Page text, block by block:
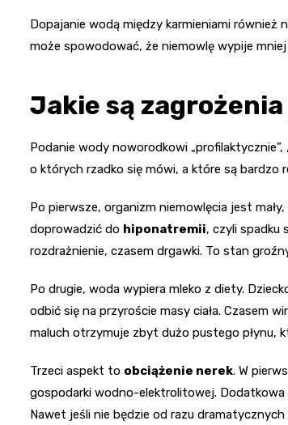
Dopajanie wodą między karmieniami
może spowodować, że niemowlę wypije
Jakie są
Podanie wody noworodkowi „profilaktycznie”,
o których rzadko się mówi, a które są bardzo
Po pierwsze, organizm niemowlęcia jest
doprowadzić do hiponatremii, czyli spadku
rozdrażnienie, czasem drgawki. To stan
Po drugie, woda wypiera mleko z diety.
odbić się na przyroście masy ciała. Czasem
maluch otrzymuje zbyt dużo pustego płynu,
Trzeci aspekt to obciążenie nerek. W
gospodarki wodno-elektrolitowej.
Nawet jeśli nie będzie od razu